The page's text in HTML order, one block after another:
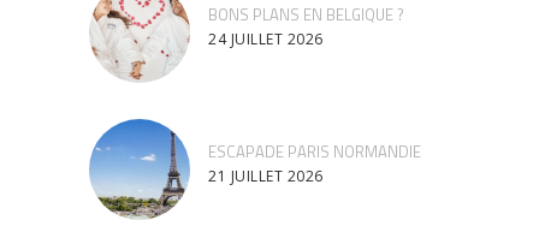
BONS PLANS EN BELGIQUE ?
24 JUILLET 2026
ESCAPADE PARIS NORMANDIE
21 JUILLET 2026